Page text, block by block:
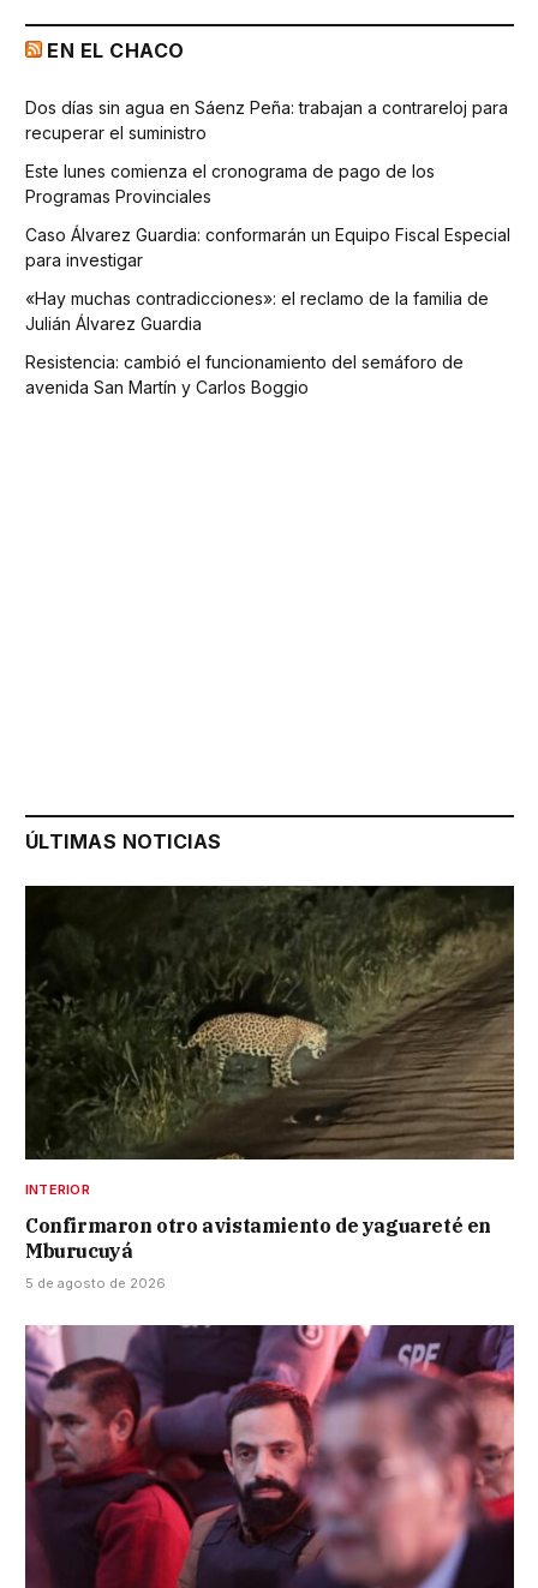
EN EL CHACO
Dos días sin agua en Sáenz Peña: trabajan a contrareloj para
recuperar el suministro
Este lunes comienza el cronograma de pago de los
Programas Provinciales
Caso Álvarez Guardia: conformarán un Equipo Fiscal Especial
para investigar
«Hay muchas contradicciones»: el reclamo de la familia de
Julián Álvarez Guardia
Resistencia: cambió el funcionamiento del semáforo de
avenida San Martín y Carlos Boggio
ÚLTIMAS NOTICIAS
INTERIOR
Confirmaron otro avistamiento de yaguareté en
Mburucuyá
5 de agosto de 2026